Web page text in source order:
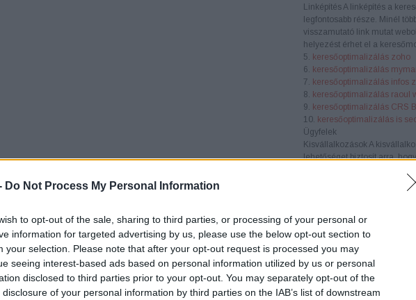
Do Not Process My Personal Information
to opt-out of the sale, sharing to third parties, or processing of your personal or
information for targeted advertising by us, please use the below opt-out section to
your selection. Please note that after your opt-out request is processed you may
seeing interest-based ads based on personal information utilized by us or personal
disclosed to third parties prior to your opt-out. You may separately opt-out of the
of your personal information by third parties on the IAB’s list of downstream
LinképítésA linképítés a
legfontosabb része. Minél
visszamutató link mutat
helyezést érhet el a
5. keresőoptimalizálás zoho
6. keresőoptimalizálás
7. keresőoptimalizálás infos
8. keresőoptimalizálás raoul
9. keresőoptimalizálás CRS
10. keresőoptimalizálás is
Ügyfelek
KisvállalkozásokA
lehetőséget biztosít arra,
láthatóságukat és
piacon. Testreszabott
A
SEO átfogó megközelítése
versenyképesek
segít növelni az organikus
konverziós arányt.
E-kereskedelmi webhelyek
webhelyek számára a SEO
termékek láthatóságának